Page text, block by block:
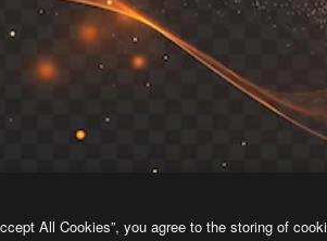
All Cookies”, you agree to the storing of